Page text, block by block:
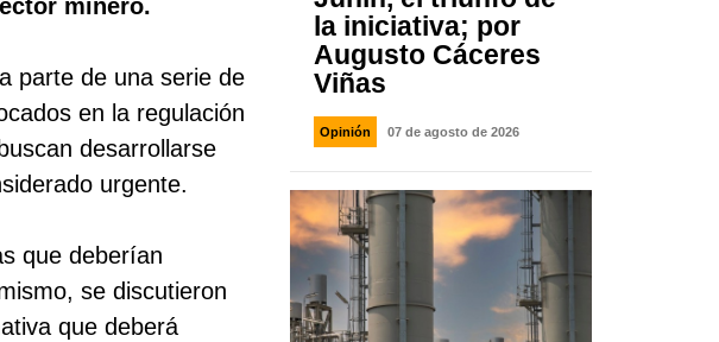
minero.
parte de una serie de
en la regulación
desarrollarse
urgente.
que deberían
se discutieron
que deberá
la iniciativa; por
Augusto Cáceres
Viñas
Opinión 07 de agosto de 2026